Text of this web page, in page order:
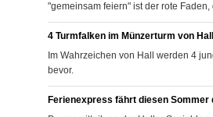
"gemeinsam feiern" ist der rote
4 Turmfalken im Münzerturm von
Im Wahrzeichen von Hall werden 4
bevor.
Ferienexpress fährt diesen Sommer